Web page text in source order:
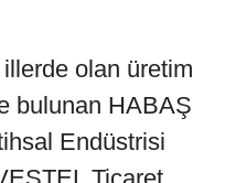
olan üretim
bulunan HABAŞ
Endüstrisi